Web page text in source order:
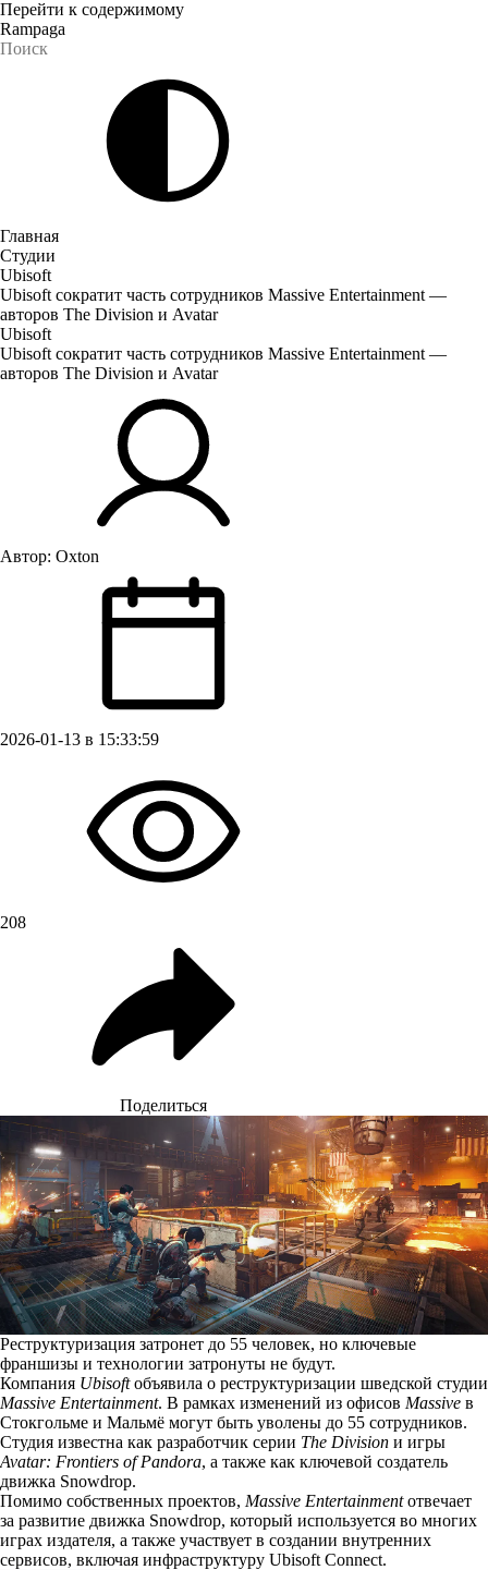
Перейти к содержимому
Rampaga
Главная
Студии
Ubisoft
Ubisoft сократит часть сотрудников Massive Entertainment —
авторов The Division и Avatar
Ubisoft
Ubisoft сократит часть сотрудников Massive Entertainment —
авторов The Division и Avatar
Автор: Oxton
2026-01-13 в 15:33:59
208
Поделиться
Реструктуризация затронет до 55 человек, но ключевые
франшизы и технологии затронуты не будут.
Компания Ubisoft объявила о реструктуризации шведской студии
Massive Entertainment. В рамках изменений из офисов Massive в
Стокгольме и Мальмё могут быть уволены до 55 сотрудников.
Студия известна как разработчик серии The Division и игры
Avatar: Frontiers of Pandora, а также как ключевой создатель
движка Snowdrop.
Помимо собственных проектов, Massive Entertainmentотвечает
за развитие движка Snowdrop, который используется во многих
играх издателя, а также участвует в создании внутренних
сервисов, включая инфраструктуру Ubisoft Connect.